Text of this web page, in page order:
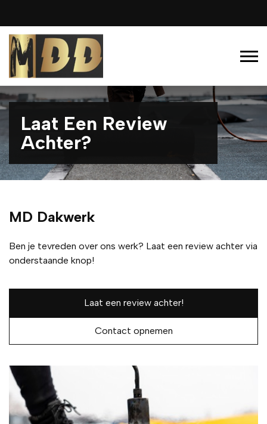
Laat Een Review
Achter?
MD Dakwerk
Ben je tevreden over ons werk? Laat een review achter via
onderstaande knop!
Laat een review achter!
Contact opnemen